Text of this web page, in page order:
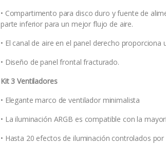
• Compartimento para disco duro y fuente de
parte inferior para un mejor flujo de aire.
• El canal de aire en el panel derecho proporciona
• Diseño de panel frontal fracturado.
Kit 3 Ventiladores
• Elegante marco de ventilador minimalista
• La iluminación ARGB es compatible con la
• Hasta 20 efectos de iluminación controlados